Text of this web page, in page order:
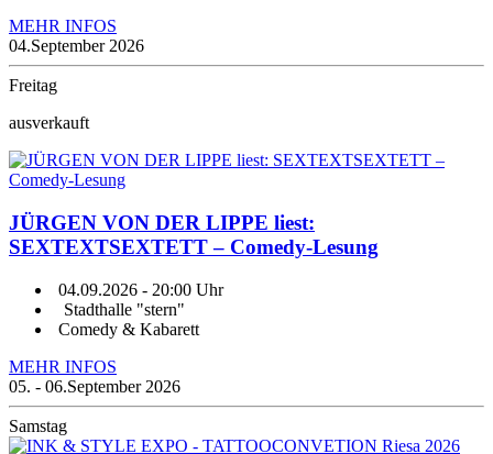
MEHR INFOS
04.September 2026
Freitag
ausverkauft
JÜRGEN VON DER LIPPE liest:
SEXTEXTSEXTETT – Comedy-Lesung
04.09.2026 - 20:00 Uhr
Stadthalle "stern"
Comedy & Kabarett
MEHR INFOS
05. - 06.September 2026
Samstag